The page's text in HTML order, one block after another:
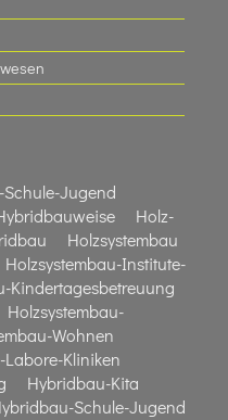
Jugend
Holz-
Holzsystembau
Holzsystembau-Institute-
Kindertagesbetreuung
Holzsystembau-
Wohnen
Kliniken
Hybridbau-Kita
Schule-Jugend